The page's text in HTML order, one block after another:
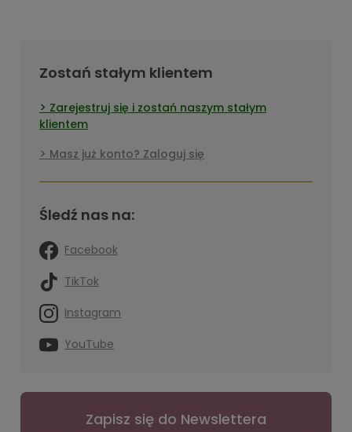
Zostań stałym klientem
Zarejestruj się i zostań naszym stałym
klientem
Masz już konto? Zaloguj się
Śledź nas na:
Facebook
TikTok
Instagram
YouTube
Zapisz się do Newslettera